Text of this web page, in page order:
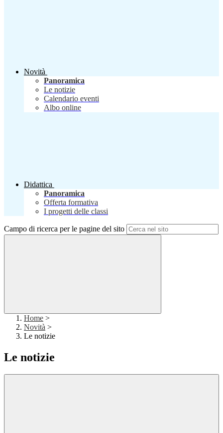
Novità
Panoramica
Le notizie
Calendario eventi
Albo online
Didattica
Panoramica
Offerta formativa
I progetti delle classi
Campo di ricerca per le pagine del sito
Home >
Novità >
Le notizie
Le notizie